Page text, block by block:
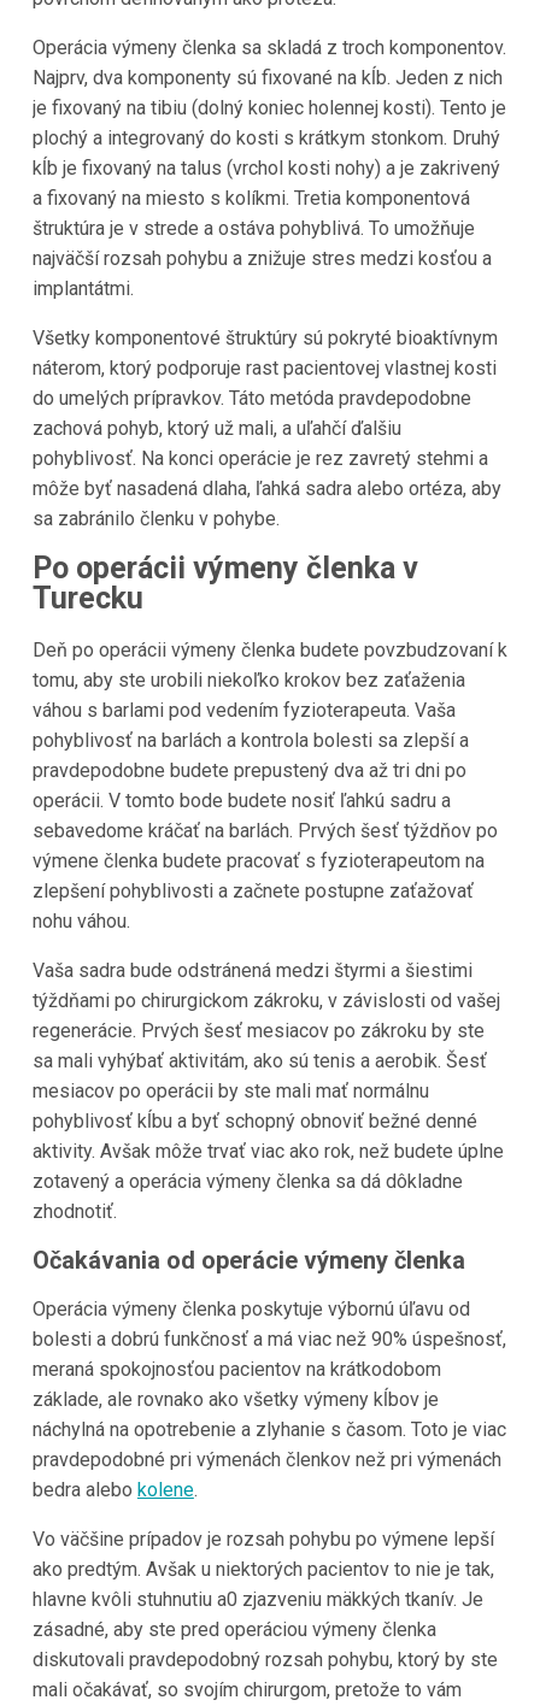
Operácia výmeny členka sa skladá z troch komponentov.
Najprv, dva komponenty sú fixované na kĺb. Jeden z nich
je fixovaný na tibiu (dolný koniec holennej kosti). Tento je
plochý a integrovaný do kosti s krátkym stonkom. Druhý
kĺb je fixovaný na talus (vrchol kosti nohy) a je zakrivený
a fixovaný na miesto s kolíkmi. Tretia komponentová
štruktúra je v strede a ostáva pohyblivá. To umožňuje
najväčší rozsah pohybu a znižuje stres medzi kosťou a
implantátmi.
Všetky komponentové štruktúry sú pokryté bioaktívnym
náterom, ktorý podporuje rast pacientovej vlastnej kosti
do umelých prípravkov. Táto metóda pravdepodobne
zachová pohyb, ktorý už mali, a uľahčí ďalšiu
pohyblivosť. Na konci operácie je rez zavretý stehmi a
môže byť nasadená dlaha, ľahká sadra alebo ortéza, aby
sa zabránilo členku v pohybe.
Po operácii výmeny členka v
Turecku
Deň po operácii výmeny členka budete povzbudzovaní k
tomu, aby ste urobili niekoľko krokov bez zaťaženia
váhou s barlami pod vedením fyzioterapeuta. Vaša
pohyblivosť na barlách a kontrola bolesti sa zlepší a
pravdepodobne budete prepustený dva až tri dni po
operácii. V tomto bode budete nosiť ľahkú sadru a
sebavedome kráčať na barlách. Prvých šesť týždňov po
výmene členka budete pracovať s fyzioterapeutom na
zlepšení pohyblivosti a začnete postupne zaťažovať
nohu váhou.
Vaša sadra bude odstránená medzi štyrmi a šiestimi
týždňami po chirurgickom zákroku, v závislosti od vašej
regenerácie. Prvých šesť mesiacov po zákroku by ste
sa mali vyhýbať aktivitám, ako sú tenis a aerobik. Šesť
mesiacov po operácii by ste mali mať normálnu
pohyblivosť kĺbu a byť schopný obnoviť bežné denné
aktivity. Avšak môže trvať viac ako rok, než budete úplne
zotavený a operácia výmeny členka sa dá dôkladne
zhodnotiť.
Očakávania od operácie výmeny členka
Operácia výmeny členka poskytuje výbornú úľavu od
bolesti a dobrú funkčnosť a má viac než 90% úspešnosť,
meraná spokojnosťou pacientov na krátkodobom
základe, ale rovnako ako všetky výmeny kĺbov je
náchylná na opotrebenie a zlyhanie s časom. Toto je viac
pravdepodobné pri výmenách členkov než pri výmenách
bedra alebo kolene.
Vo väčšine prípadov je rozsah pohybu po výmene lepší
ako predtým. Avšak u niektorých pacientov to nie je tak,
hlavne kvôli stuhnutiu a0 zjazveniu mäkkých tkanív. Je
zásadné, aby ste pred operáciou výmeny členka
diskutovali pravdepodobný rozsah pohybu, ktorý by ste
mali očakávať, so svojím chirurgom, pretože to vám